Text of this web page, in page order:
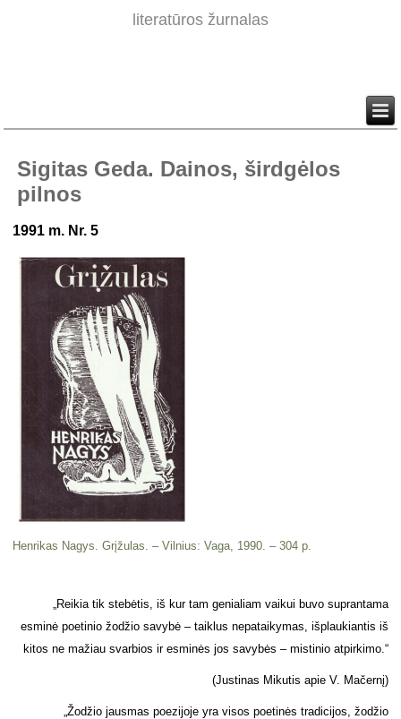
literatūros žurnalas
Sigitas Geda. Dainos, širdgėlos
pilnos
1991 m. Nr. 5
Henrikas Nagys. Grįžulas. – Vilnius: Vaga, 1990. – 304 p.
„Reikia tik stebėtis, iš kur tam genia­liam vaikui buvo suprantama
esminė poeti­nio žodžio savybė – taiklus nepataikymas, išplaukiantis iš
kitos ne mažiau svarbios ir esminės jos savybės – mistinio atpirkimo.“
(Justinas Mikutis apie V. Mačernį)
„Žodžio jausmas poezijoje yra visos po­etinės tradicijos, žodžio